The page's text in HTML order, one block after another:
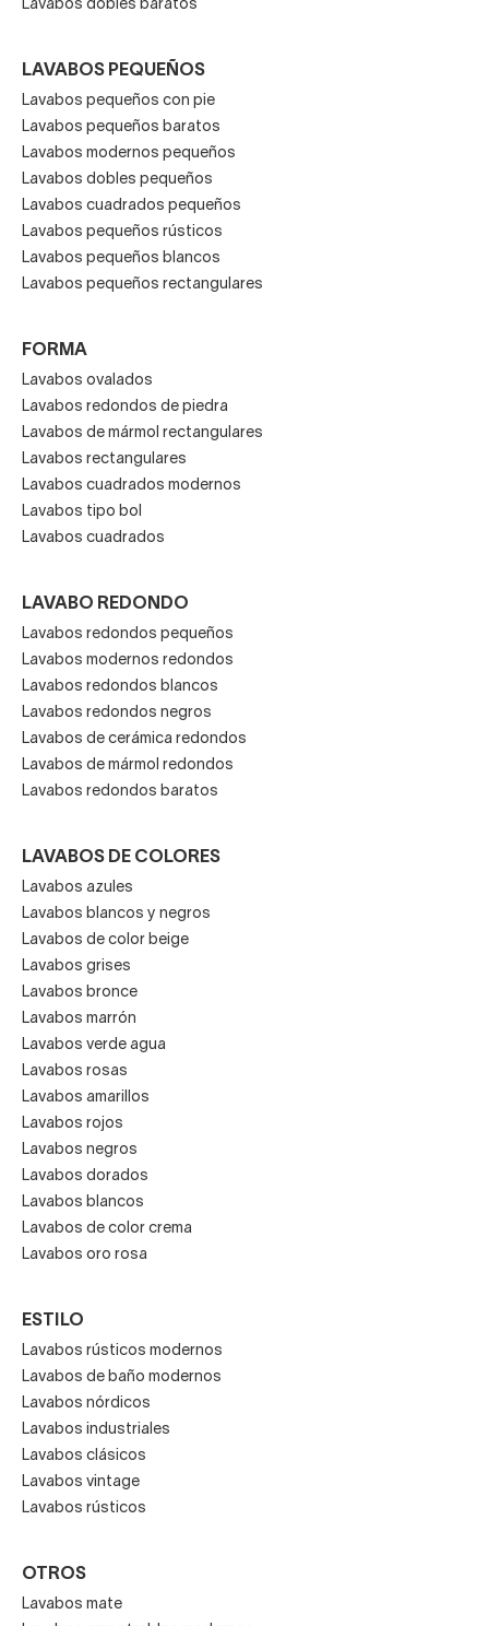
Lavabos dobles baratos
LAVABOS PEQUEÑOS
Lavabos pequeños con pie
Lavabos pequeños baratos
Lavabos modernos pequeños
Lavabos dobles pequeños
Lavabos cuadrados pequeños
Lavabos pequeños rústicos
Lavabos pequeños blancos
Lavabos pequeños rectangulares
FORMA
Lavabos ovalados
Lavabos redondos de piedra
Lavabos de mármol rectangulares
Lavabos rectangulares
Lavabos cuadrados modernos
Lavabos tipo bol
Lavabos cuadrados
LAVABO REDONDO
Lavabos redondos pequeños
Lavabos modernos redondos
Lavabos redondos blancos
Lavabos redondos negros
Lavabos de cerámica redondos
Lavabos de mármol redondos
Lavabos redondos baratos
LAVABOS DE COLORES
Lavabos azules
Lavabos blancos y negros
Lavabos de color beige
Lavabos grises
Lavabos bronce
Lavabos marrón
Lavabos verde agua
Lavabos rosas
Lavabos amarillos
Lavabos rojos
Lavabos negros
Lavabos dorados
Lavabos blancos
Lavabos de color crema
Lavabos oro rosa
ESTILO
Lavabos rústicos modernos
Lavabos de baño modernos
Lavabos nórdicos
Lavabos industriales
Lavabos clásicos
Lavabos vintage
Lavabos rústicos
OTROS
Lavabos mate